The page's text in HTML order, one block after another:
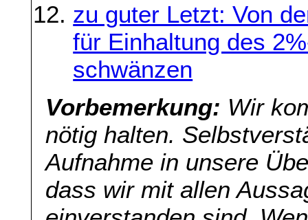
zu guter Letzt: Von
für Einhaltung des
schwänzen
Vorbemerkung: Wir
nötig halten.
Aufnahme in unsere
dass wir mit allen